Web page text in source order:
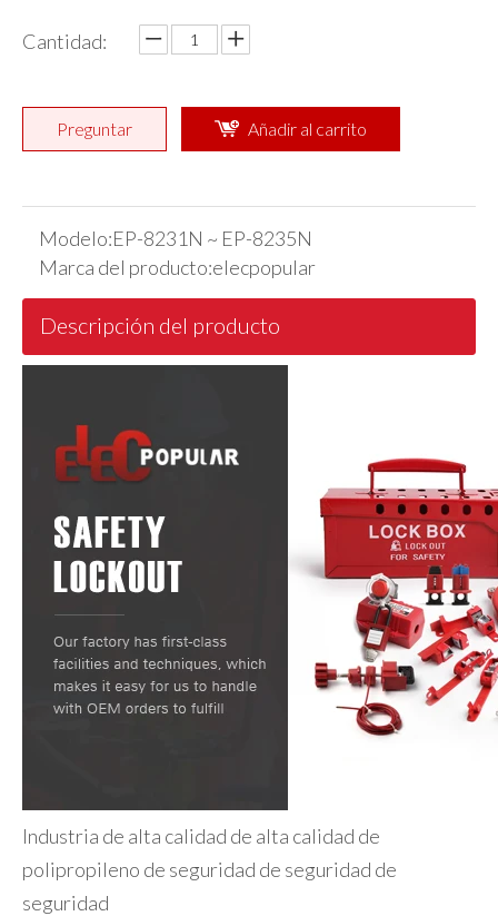
Cantidad:
Preguntar Añadir al carrito
Modelo:EP-8231N ~ EP-8235N
Marca del producto:elecpopular
Descripción del producto
Industria de alta calidad de alta calidad de
polipropileno de seguridad de seguridad de
seguridad